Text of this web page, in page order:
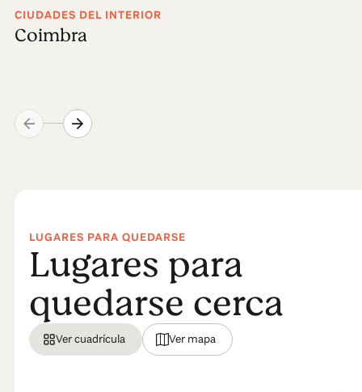
CIUDADES DEL INTERIOR
Coimbra
LUGARES PARA QUEDARSE
Lugares para
quedarse cerca
Ver cuadrícula Ver mapa